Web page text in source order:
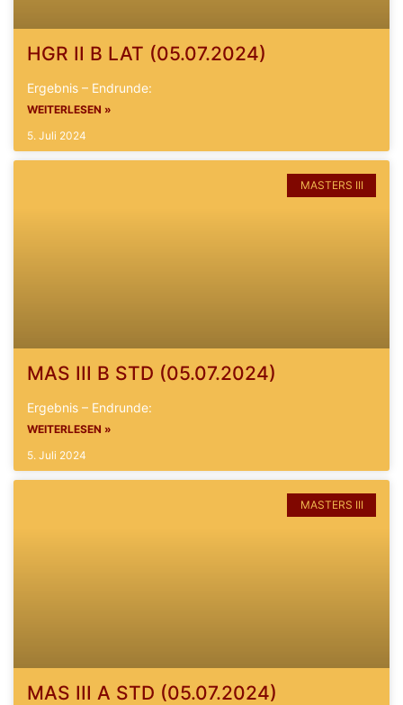
HGR II B LAT (05.07.2024)
Ergebnis – Endrunde:
WEITERLESEN »
5. Juli 2024
MASTERS III
MAS III B STD (05.07.2024)
Ergebnis – Endrunde:
WEITERLESEN »
5. Juli 2024
MASTERS III
MAS III A STD (05.07.2024)